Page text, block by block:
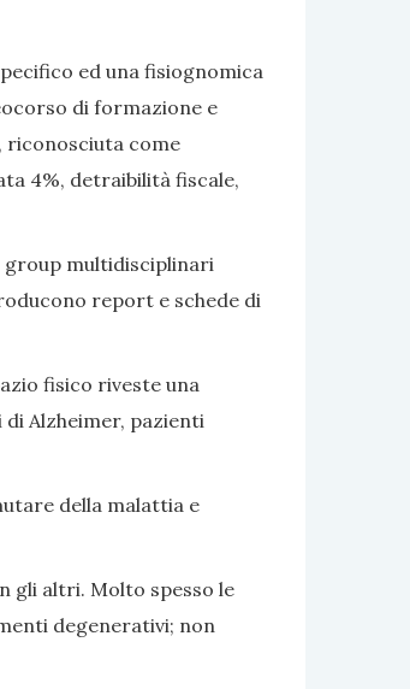
ed una fisiognomica
di formazione e
riconosciuta come
4%, detraibilità fiscale,
group multidisciplinari
report e schede di
fisico riveste una
Alzheimer, pazienti
della malattia e
gli altri. Molto spesso le
degenerativi; non